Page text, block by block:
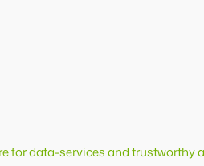
for data-services and trustworthy